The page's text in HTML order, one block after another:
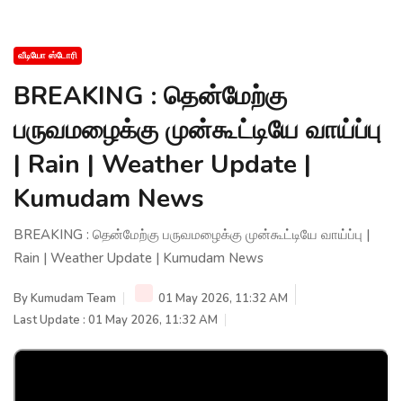
வீடியோ ஸ்டோரி
BREAKING : தென்மேற்கு
பருவமழைக்கு முன்கூட்டியே வாய்ப்பு
| Rain | Weather Update |
Kumudam News
BREAKING : தென்மேற்கு பருவமழைக்கு முன்கூட்டியே வாய்ப்பு |
Rain | Weather Update | Kumudam News
ByKumudam Team
01 May 2026, 11:32 AM
Last Update : 01 May 2026, 11:32 AM